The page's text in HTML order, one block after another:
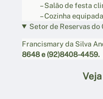
– Salão de festa
– Cozinha equipada
Setor de Reservas
Francismary da Silva
8648 e (92)8408-4459.